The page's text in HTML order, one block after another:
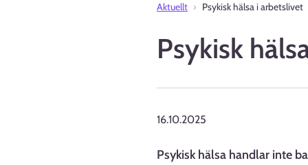
Aktuellt Psykisk hälsa i arbetslivet
Psykisk
16.10.2025
Psykisk hälsa handlar inte